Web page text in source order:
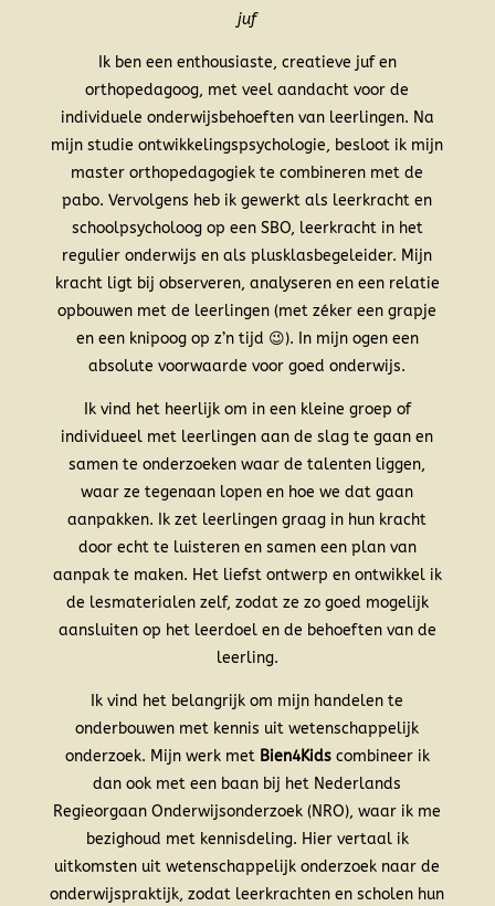
juf
Ik ben een enthousiaste, creatieve juf en
orthopedagoog, met veel aandacht voor de
individuele onderwijsbehoeften van leerlingen. Na
mijn studie ontwikkelingspsychologie, besloot ik mijn
master orthopedagogiek te combineren met de
pabo. Vervolgens heb ik gewerkt als leerkracht en
schoolpsycholoog op een SBO, leerkracht in het
regulier onderwijs en als plusklasbegeleider. Mijn
kracht ligt bij observeren, analyseren en een relatie
opbouwen met de leerlingen (met zéker een grapje
en een knipoog op z’n tijd 😉). In mijn ogen een
absolute voorwaarde voor goed onderwijs.
Ik vind het heerlijk om in een kleine groep of
individueel met leerlingen aan de slag te gaan en
samen te onderzoeken waar de talenten liggen,
waar ze tegenaan lopen en hoe we dat gaan
aanpakken. Ik zet leerlingen graag in hun kracht
door echt te luisteren en samen een plan van
aanpak te maken. Het liefst ontwerp en ontwikkel ik
de lesmaterialen zelf, zodat ze zo goed mogelijk
aansluiten op het leerdoel en de behoeften van de
leerling.
Ik vind het belangrijk om mijn handelen te
onderbouwen met kennis uit wetenschappelijk
onderzoek. Mijn werk met Bien4Kidscombineer ik
dan ook met een baan bij het Nederlands
Regieorgaan Onderwijsonderzoek (NRO), waar ik me
bezighoud met kennisdeling. Hier vertaal ik
uitkomsten uit wetenschappelijk onderzoek naar de
onderwijspraktijk, zodat leerkrachten en scholen hun